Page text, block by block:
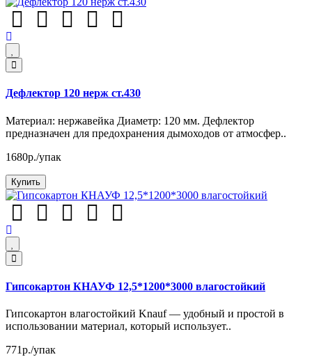
Дефлектор 120 нерж ст.430
Материал: нержавейка Диаметр: 120 мм. Дефлектор
предназначен для предохранения дымоходов от атмосфер..
1680р./упак
Купить
Гипсокартон КНАУФ 12,5*1200*3000 влагостойкий
Гипсокартон влагостойкий Knauf — удобный и простой в
использовании материал, который использует..
771р./упак